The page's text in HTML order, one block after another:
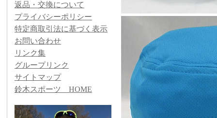
返品・交換について
プライバシーポリシー
特定商取引法に基づく表示
お問い合わせ
リンク集
グループリンク
サイトマップ
鈴木スポーツ HOME